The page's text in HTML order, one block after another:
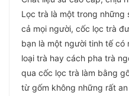
Lọc trà là một trong những
cả mọi người, cốc lọc trà
bạn là một người tinh tế có
loại trà hay cách pha trà
qua cốc lọc trà làm bằng
từ gốm không những rất